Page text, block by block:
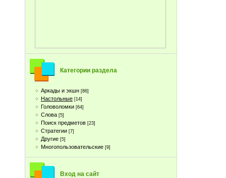
Категории раздела
Аркады и экшн [86]
Настольные [14]
Головоломки [64]
Слова [5]
Поиск предметов [23]
Стратегии [7]
Другие [5]
Многопользовательские [9]
Вход на сайт